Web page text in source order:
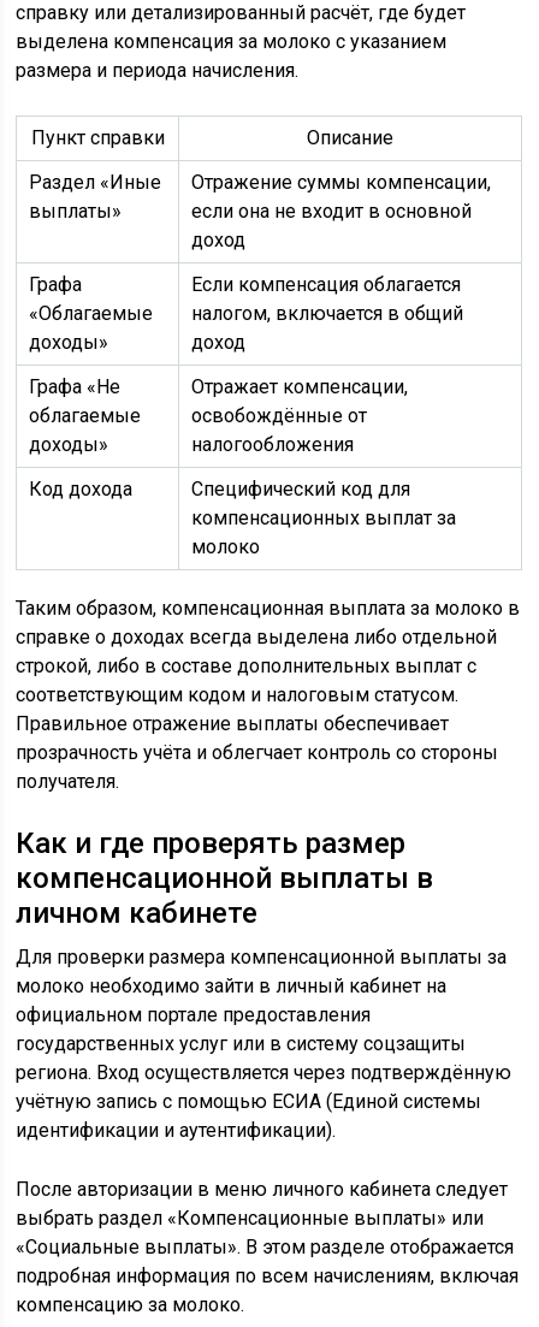
справку или детализированный расчёт, где будет
выделена компенсация за молоко с указанием
размера и периода начисления.
Пункт справки
Описание
Раздел «Иные
выплаты»
Отражение суммы компенсации,
если она не входит в основной
доход
Графа
«Облагаемые
доходы»
Если компенсация облагается
налогом, включается в общий
доход
Графа «Не
облагаемые
доходы»
Отражает компенсации,
освобождённые от
налогообложения
Код дохода
Специфический код для
компенсационных выплат за
молоко
Таким образом, компенсационная выплата за молоко в
справке о доходах всегда выделена либо отдельной
строкой, либо в составе дополнительных выплат с
соответствующим кодом и налоговым статусом.
Правильное отражение выплаты обеспечивает
прозрачность учёта и облегчает контроль со стороны
получателя.
Как и где проверять размер
компенсационной выплаты в
личном кабинете
Для проверки размера компенсационной выплаты за
молоко необходимо зайти в личный кабинет на
официальном портале предоставления
государственных услуг или в систему соцзащиты
региона. Вход осуществляется через подтверждённую
учётную запись с помощью ЕСИА (Единой системы
идентификации и аутентификации).
После авторизации в меню личного кабинета следует
выбрать раздел «Компенсационные выплаты» или
«Социальные выплаты». В этом разделе отображается
подробная информация по всем начислениям, включая
компенсацию за молоко.